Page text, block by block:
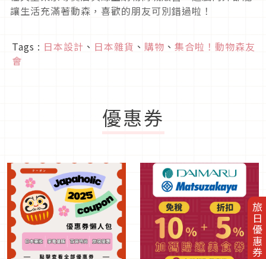
旅日優惠券
讓生活充滿著動森，喜歡的朋友可別錯過啦！
Tags : 日本設計 、 日本雜貨 、 購物 、 集合啦！動物森友
會
優惠券